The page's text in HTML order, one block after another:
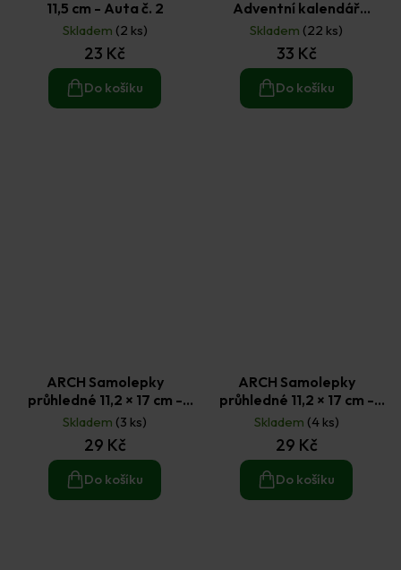
11,5 cm - Auta č. 2
Skladem (2 ks)
23 Kč
Do košíku
Adventní kalendář
červenošedé
Skladem (22 ks)
33 Kč
Do košíku
ARCH Samolepky
průhledné 11,2 × 17 cm -
Kočky
Skladem (3 ks)
29 Kč
Do košíku
ARCH Samolepky
průhledné 11,2 × 17 cm -
Pejsci
Skladem (4 ks)
29 Kč
Do košíku